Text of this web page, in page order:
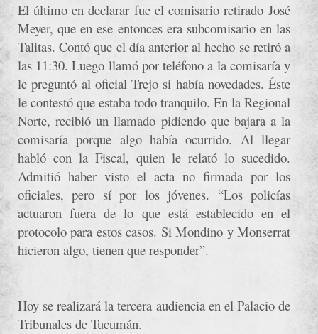
El último en declarar fue el comisario retirado José
Meyer, que en ese entonces era subcomisario en las
Talitas. Contó que el día anterior al hecho se retiró a
las 11:30. Luego llamó por teléfono a la comisaría y
le preguntó al oficial Trejo si había novedades. Éste
le contestó que estaba todo tranquilo. En la Regional
Norte, recibió un llamado pidiendo que bajara a la
comisaría porque algo había ocurrido. Al llegar
habló con la Fiscal, quien le relató lo sucedido.
Admitió haber visto el acta no firmada por los
oficiales, pero sí por los jóvenes. “Los policías
actuaron fuera de lo que está establecido en el
protocolo para estos casos. Si Mondino y Monserrat
hicieron algo, tienen que responder”.
Hoy se realizará la tercera audiencia en el Palacio de
Tribunales de Tucumán.